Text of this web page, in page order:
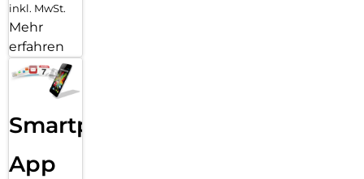
inkl. MwSt.
Mehr
erfahren
Smartphone
App